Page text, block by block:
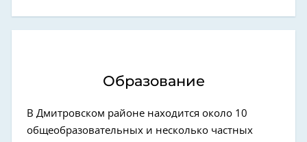
Образование
В Дмитровском районе находится около 10
общеобразовательных и несколько частных